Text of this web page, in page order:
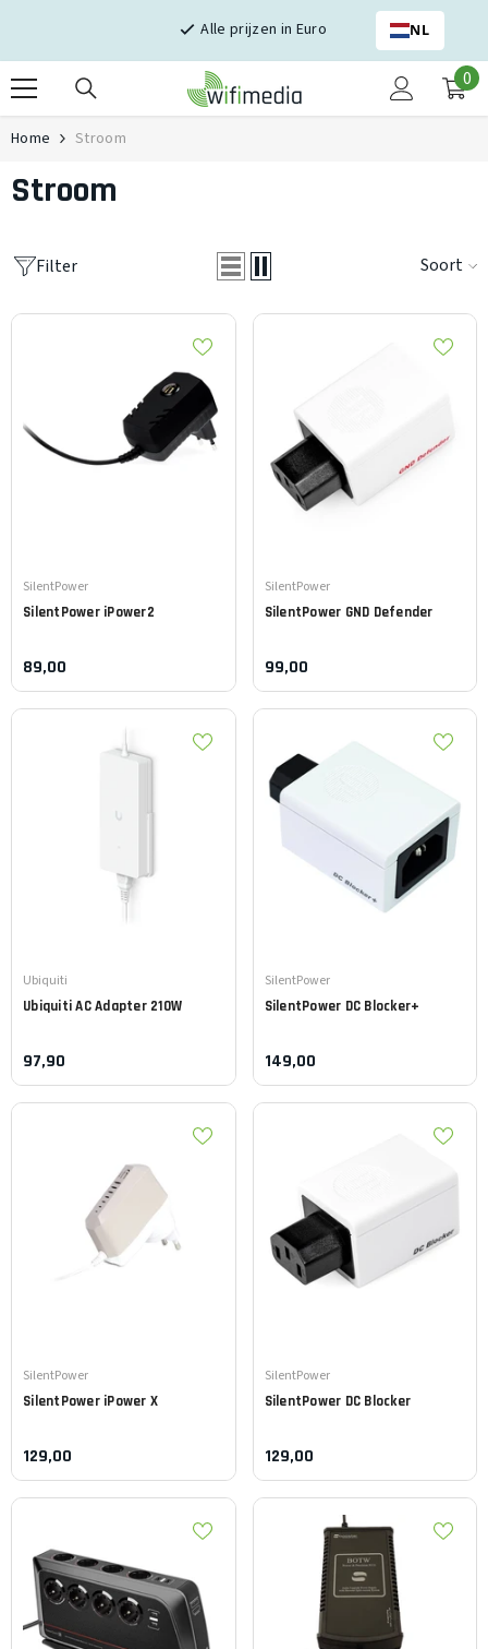
Alle prijzen in Euro NL
0
0
Home Stroom
Stroom
Filter Soort
Leverancier:
SilentPower
SilentPower iPower2
89,00
Leverancier:
SilentPower
SilentPower GND Defender
99,00
Leverancier:
Ubiquiti
UbiquitiAC Adapter 210W
97,90
Leverancier:
SilentPower
SilentPower DC Blocker+
149,00
Leverancier:
SilentPower
SilentPower iPower X
129,00
Leverancier:
SilentPower
SilentPower DC Blocker
129,00